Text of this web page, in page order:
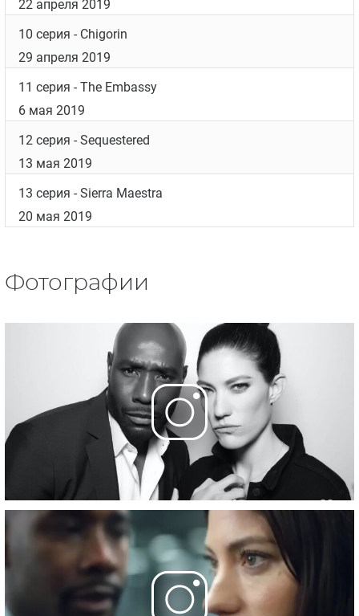
22 апреля 2019
10 серия - Chigorin
29 апреля 2019
11 серия - The Embassy
6 мая 2019
12 серия - Sequestered
13 мая 2019
13 серия - Sierra Maestra
20 мая 2019
Фотографии